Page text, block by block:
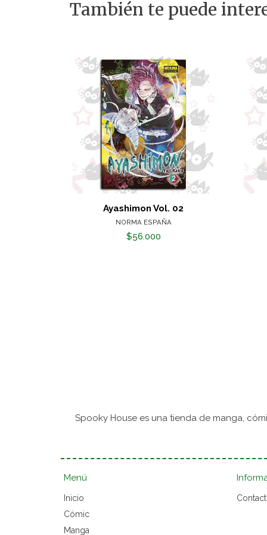
También te puede
Ayashimon Vol. 02
NORMA ESPAÑA
$56.000
Spooky House es una tienda de manga,
Menú
Inicio
Cómic
Manga